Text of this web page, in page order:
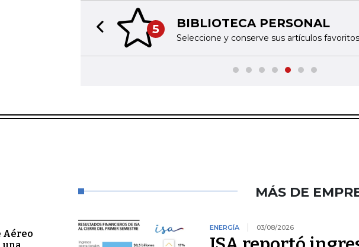
5 BIBLIOTECA PERSONAL
Seleccione y conserve sus artículos favoritos
Previous slide
Aéreo
MÁS DE
ENERGÍA 03/08/2026